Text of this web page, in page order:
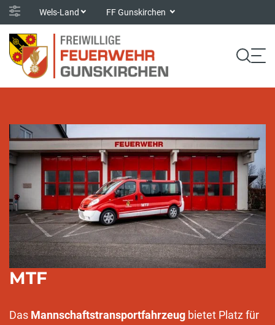
Wels-Land FF Gunskirchen
MTF
Das Mannschaftstransportfahrzeug bietet Platz für